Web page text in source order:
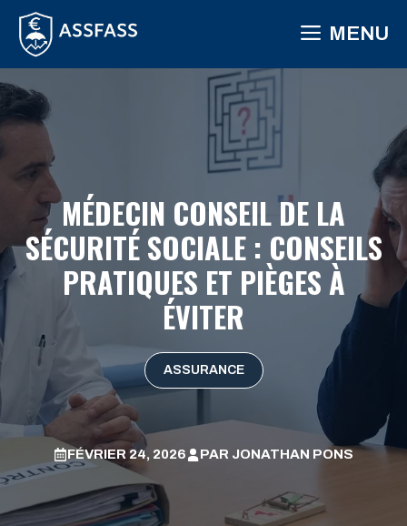
Aller
contenu
MENU
MÉDECIN CONSEIL DE LA
SÉCURITÉ SOCIALE : CONSEILS
PRATIQUES ET PIÈGES À
ÉVITER
ASSURANCE
FÉVRIER 24, 2026 PAR JONATHAN PONS